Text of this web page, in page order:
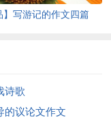
】写游记的作文四篇
诗歌
的议论文作文